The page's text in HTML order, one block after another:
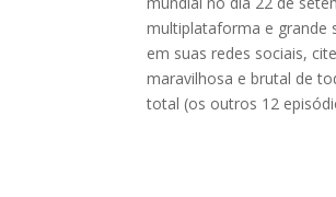
multiplataforma e grande
em suas redes sociais,
maravilhosa e brutal de
total (os outros 12